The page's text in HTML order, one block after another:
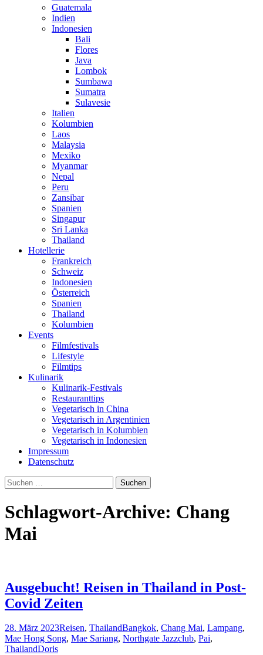
Guatemala
Indien
Indonesien
Bali
Flores
Java
Lombok
Sumbawa
Sumatra
Sulavesie
Italien
Kolumbien
Laos
Malaysia
Mexiko
Myanmar
Nepal
Peru
Zansibar
Spanien
Singapur
Sri Lanka
Thailand
Hotellerie
Frankreich
Schweiz
Indonesien
Österreich
Spanien
Thailand
Kolumbien
Events
Filmfestivals
Lifestyle
Filmtips
Kulinarik
Kulinarik-Festivals
Restauranttips
Vegetarisch in China
Vegetarisch in Argentinien
Vegetarisch in Kolumbien
Vegetarisch in Indonesien
Impressum
Datenschutz
Suchen
nach:
Schlagwort-Archive: Chang
Mai
Ausgebucht! Reisen in Thailand in Post-
Covid Zeiten
28. März 2023Reisen, ThailandBangkok, Chang Mai, Lampang,
Mae Hong Song, Mae Sariang, Northgate Jazzclub, Pai,
ThailandDoris